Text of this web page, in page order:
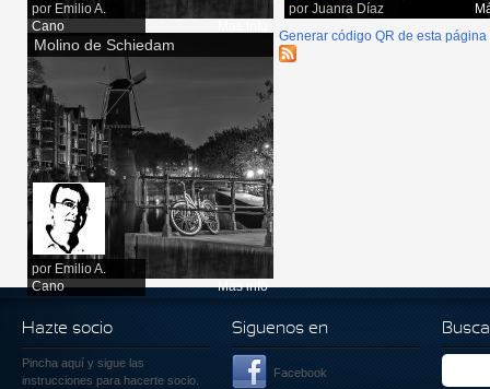
por Emilio A.
Cano
por Juanra Díaz
Molino de Schiedam
por Emilio A.
Cano
Más info
Generar código QR de esta página
Hazte socio
Pincha aquí y sigue las
instrucciones para hacerte socio.
Siguenos en
Facebook